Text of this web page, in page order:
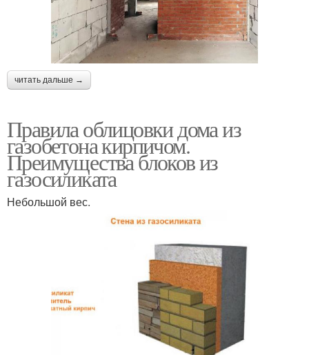
читать дальше →
Правила облицовки дома из
газобетона кирпичом.
Преимущества блоков из
газосиликата
Небольшой вес.